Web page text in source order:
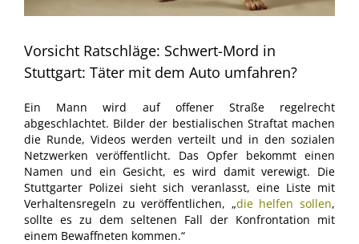
Vorsicht Ratschläge: Schwert-Mord in
Stuttgart: Täter mit dem Auto umfahren?
Ein Mann wird auf offener Straße regelrecht
abgeschlachtet. Bilder der bestialischen Straftat machen
die Runde, Videos werden verteilt und in den sozialen
Netzwerken veröffentlicht. Das Opfer bekommt einen
Namen und ein Gesicht, es wird damit verewigt. Die
Stuttgarter Polizei sieht sich veranlasst, eine Liste mit
Verhaltensregeln zu veröffentlichen, „die helfen sollen,
sollte es zu dem seltenen Fall der Konfrontation mit
einem Bewaffneten kommen.“